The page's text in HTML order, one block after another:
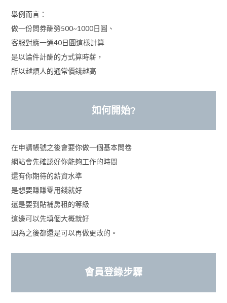
舉例而言：
做一份問券酬勞500~1000日圓、
客服對應一通40日圓這樣計算
是以論件計酬的方式算時薪，
所以越煩人的通常價錢越高
如何開始?
在申請帳號之後會要你做一個基本問卷
網站會先確認好你能夠工作的時間
還有你期待的薪資水準
是想要賺賺零用錢就好
還是要到貼補房租的等級
這邊可以先填個大概就好
因為之後都還是可以再做更改的。
會員登錄步驟